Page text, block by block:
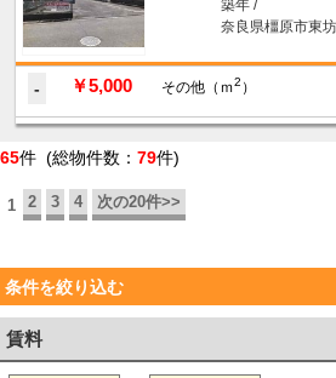
築年 /
奈良県橿原市東
- ￥5,000 その他（ｍ2 ）
65件 (総物件数： 79件)
1 2 3 4 次の20件>>
条件を絞り込む
賃料